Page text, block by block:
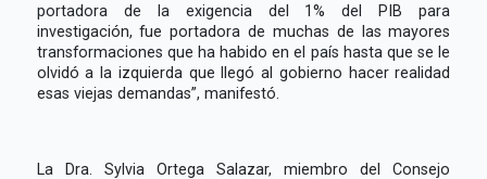
portadora de la exigencia del 1% del PIB para
investigación, fue portadora de muchas de las mayores
transformaciones que ha habido en el país hasta que se le
olvidó a la izquierda que llegó al gobierno hacer realidad
esas viejas demandas”, manifestó.
La Dra. Sylvia Ortega Salazar, miembro del Consejo